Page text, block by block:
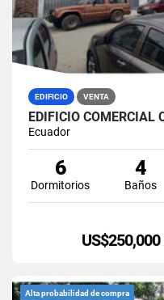
EDIFICIO VENTA
Ecuador
6
Dormitorios
4
Baños
US$250,000
Alta probabilidad de compra